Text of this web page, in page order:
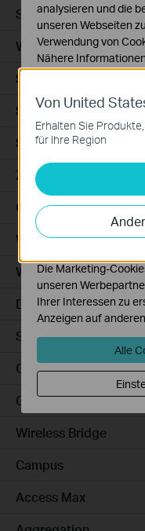
Smart Sensors
WLAN-Repeater+
Smartes Thermostat
Smart Hub
Saugroboter
Zubehör für
Ceiling Mount
WiFi
Wall Plate
Desktop
Switches
Outdoor
Gateways
Wireless Bridge
Campus
Access Max
Von United
Erhalten Sie
für Ihre Region
analysieren und die
unseren Webseiten
Verwendung von
Nähere
Notwendige
Diese Cookies sind
erforderlich und
Analyse- und
Analyse-Cookies
auf unserer Website
Funktionsweise
Die Marketing-
unseren
Ihrer Interessen zu
Anzeigen auf
Alle